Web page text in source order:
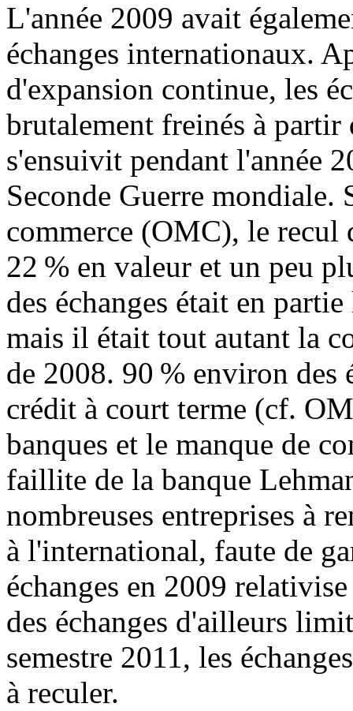
L'année 2009 avait
échanges internationaux.
d'expansion continue, les
brutalement freinés à
s'ensuivit pendant l'année
Seconde Guerre
commerce (OMC), le recul
22 % en valeur et un peu
des échanges était en
mais il était tout autant la
de 2008. 90 % environ des
crédit à court terme (cf.
banques et le manque de
faillite de la banque
nombreuses entreprises à
à l'international, faute de
échanges en 2009
des échanges d'ailleurs
semestre 2011, les
à reculer.